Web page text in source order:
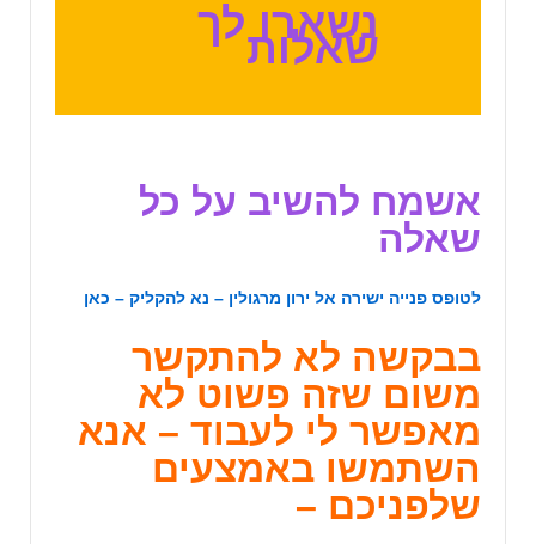
נשארו לך
שאלות
אשמח להשיב על כל
שאלה
לטופס פנייה ישירה אל ירון מרגולין – נא להקליק – כאן
בבקשה לא להתקשר
משום שזה פשוט לא
מאפשר לי לעבוד – אנא
השתמשו באמצעים
שלפניכם –